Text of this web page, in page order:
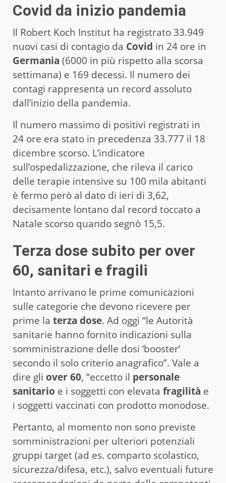
Covid da inizio pandemia
Il Robert Koch Institut ha registrato 33.949
nuovi casi di contagio da Covid in 24 ore in
Germania (6000 in più rispetto alla scorsa
settimana) e 169 decessi. Il numero dei
contagi rappresenta un record assoluto
dall’inizio della pandemia.
Il numero massimo di positivi registrati in
24 ore era stato in precedenza 33.777 il 18
dicembre scorso. L’indicatore
sull’ospedalizzazione, che rileva il carico
delle terapie intensive su 100 mila abitanti
è fermo però al dato di ieri di 3,62,
decisamente lontano dal record toccato a
Natale scorso quando segnò 15,5.
Terza dose subito per over
60, sanitari e fragili
Intanto arrivano le prime comunicazioni
sulle categorie che devono ricevere per
prime la terza dose. Ad oggi “le Autorità
sanitarie hanno fornito indicazioni sulla
somministrazione delle dosi ‘booster’
secondo il solo criterio anagrafico”. Vale a
dire gli over 60, “eccetto il personale
sanitario e i soggetti con elevata fragilità e
i soggetti vaccinati con prodotto monodose.
Pertanto, al momento non sono previste
somministrazioni per ulteriori potenziali
gruppi target (ad es. comparto scolastico,
sicurezza/difesa, etc.), salvo eventuali future